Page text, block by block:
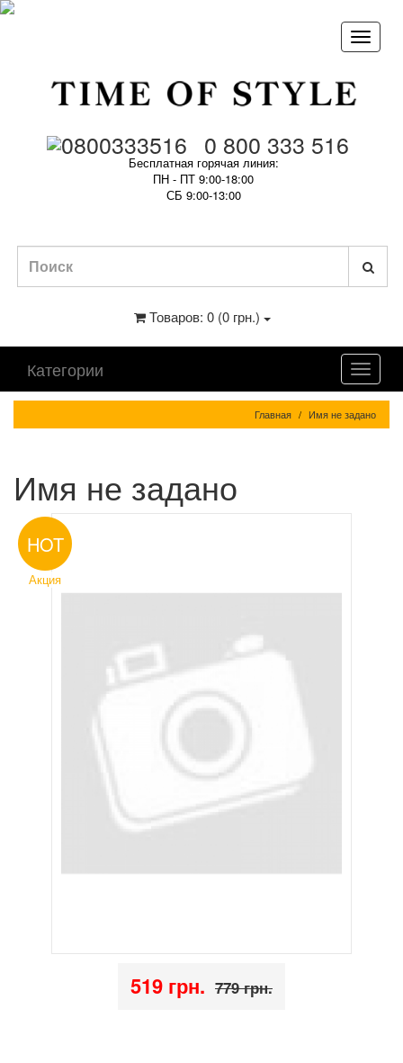
0 800 333 516
Бесплатная горячая линия:
ПН - ПТ 9:00-18:00
СБ 9:00-13:00
Товаров: 0 (0 грн.)
Категории
Главная Имя не задано
Имя не задано
HOT
Акция
519 грн. 779 грн.